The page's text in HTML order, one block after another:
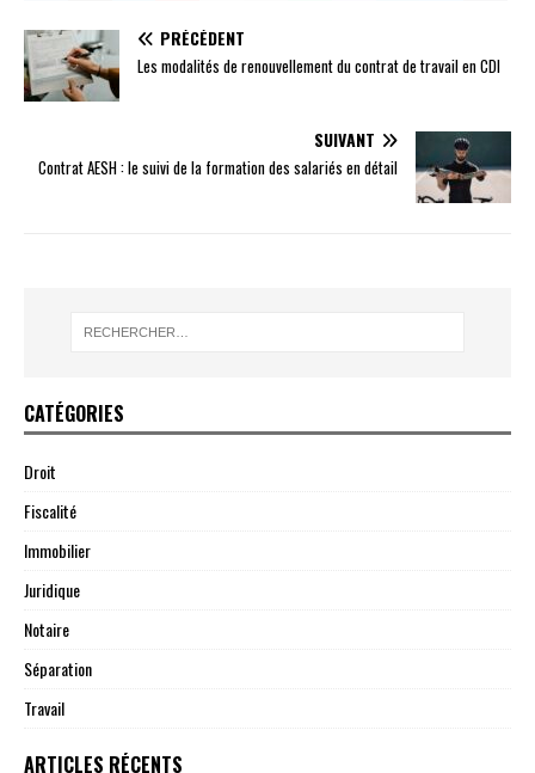
PRÉCÉDENT
Les modalités de renouvellement du contrat de travail en CDI
SUIVANT
Contrat AESH : le suivi de la formation des salariés en détail
CATÉGORIES
Droit
Fiscalité
Immobilier
Juridique
Notaire
Séparation
Travail
ARTICLES RÉCENTS